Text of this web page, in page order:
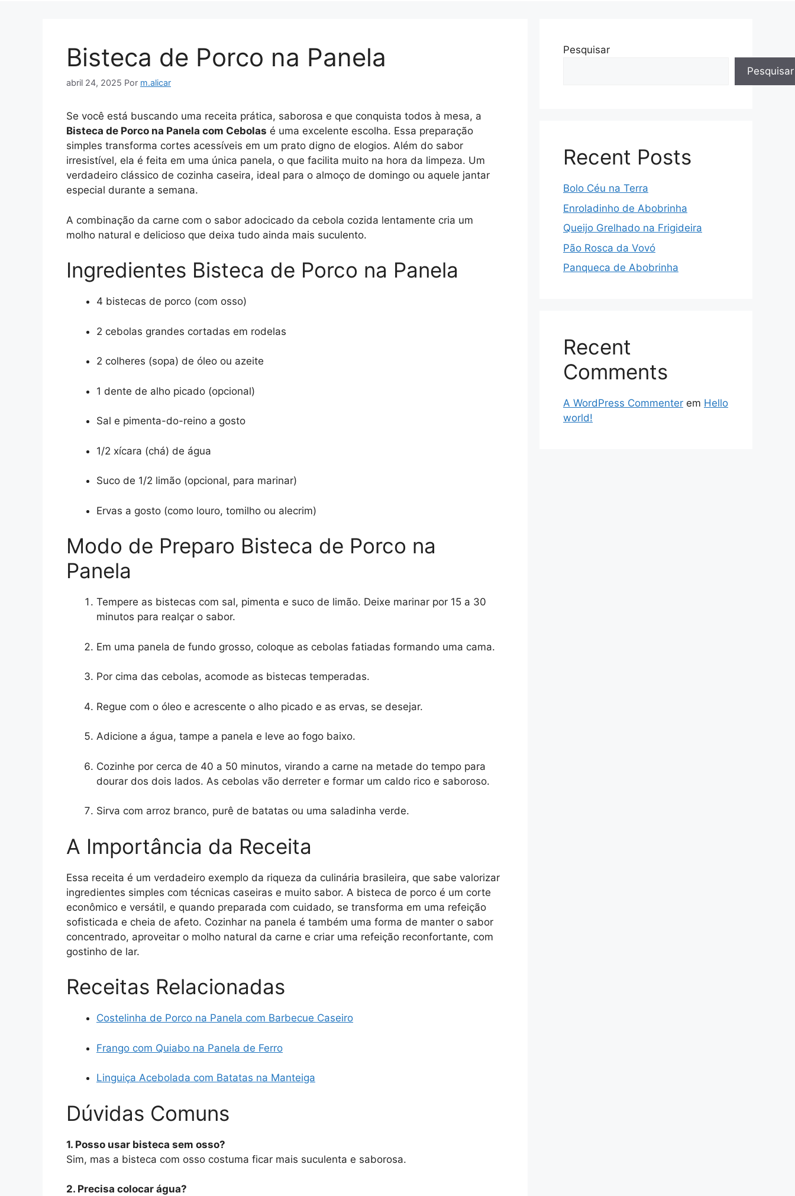
Bisteca de Porco na Panela
abril 24, 2025 Por m.alicar
Se você está buscando uma receita prática, saborosa e que conquista todos à mesa, a
Bisteca de Porco na Panela com Cebolas é uma excelente escolha. Essa preparação
simples transforma cortes acessíveis em um prato digno de elogios. Além do sabor
irresistível, ela é feita em uma única panela, o que facilita muito na hora da limpeza. Um
verdadeiro clássico de cozinha caseira, ideal para o almoço de domingo ou aquele jantar
especial durante a semana.
A combinação da carne com o sabor adocicado da cebola cozida lentamente cria um
molho natural e delicioso que deixa tudo ainda mais suculento.
Ingredientes Bisteca de Porco na Panela
4 bistecas de porco (com osso)
2 cebolas grandes cortadas em rodelas
2 colheres (sopa) de óleo ou azeite
1 dente de alho picado (opcional)
Sal e pimenta-do-reino a gosto
1/2 xícara (chá) de água
Suco de 1/2 limão (opcional, para marinar)
Ervas a gosto (como louro, tomilho ou alecrim)
Modo de Preparo Bisteca de Porco na
Panela
Tempere as bistecas com sal, pimenta e suco de limão. Deixe marinar por 15 a 30
minutos para realçar o sabor.
Em uma panela de fundo grosso, coloque as cebolas fatiadas formando uma cama.
Por cima das cebolas, acomode as bistecas temperadas.
Regue com o óleo e acrescente o alho picado e as ervas, se desejar.
Adicione a água, tampe a panela e leve ao fogo baixo.
Cozinhe por cerca de 40 a 50 minutos, virando a carne na metade do tempo para
dourar dos dois lados. As cebolas vão derreter e formar um caldo rico e saboroso.
Sirva com arroz branco, purê de batatas ou uma saladinha verde.
A Importância da Receita
Essa receita é um verdadeiro exemplo da riqueza da culinária brasileira, que sabe valorizar
ingredientes simples com técnicas caseiras e muito sabor. A bisteca de porco é um corte
econômico e versátil, e quando preparada com cuidado, se transforma em uma refeição
sofisticada e cheia de afeto. Cozinhar na panela é também uma forma de manter o sabor
concentrado, aproveitar o molho natural da carne e criar uma refeição reconfortante, com
gostinho de lar.
Receitas Relacionadas
Costelinha de Porco na Panela com Barbecue Caseiro
Frango com Quiabo na Panela de Ferro
Linguiça Acebolada com Batatas na Manteiga
Dúvidas Comuns
1. Posso usar bisteca sem osso?
Sim, mas a bisteca com osso costuma ficar mais suculenta e saborosa.
2. Precisa colocar água?
Pesquisar
Pesquisar
Recent Posts
Bolo Céu na Terra
Enroladinho de Abobrinha
Queijo Grelhado na Frigideira
Pão Rosca da Vovó
Panqueca de Abobrinha
Recent
Comments
A WordPress Commenter em Hello
world!